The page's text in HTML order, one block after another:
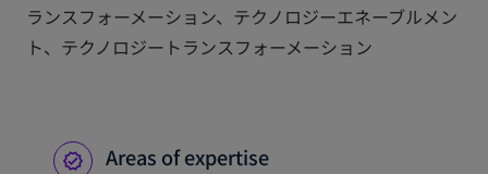
ランスフォーメーション、テクノロジーエネーブルメン
ト、テクノロジートランスフォーメーション
Areas of expertise